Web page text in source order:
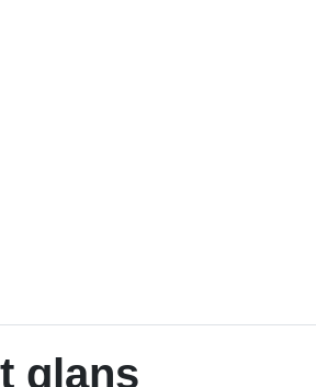
glans